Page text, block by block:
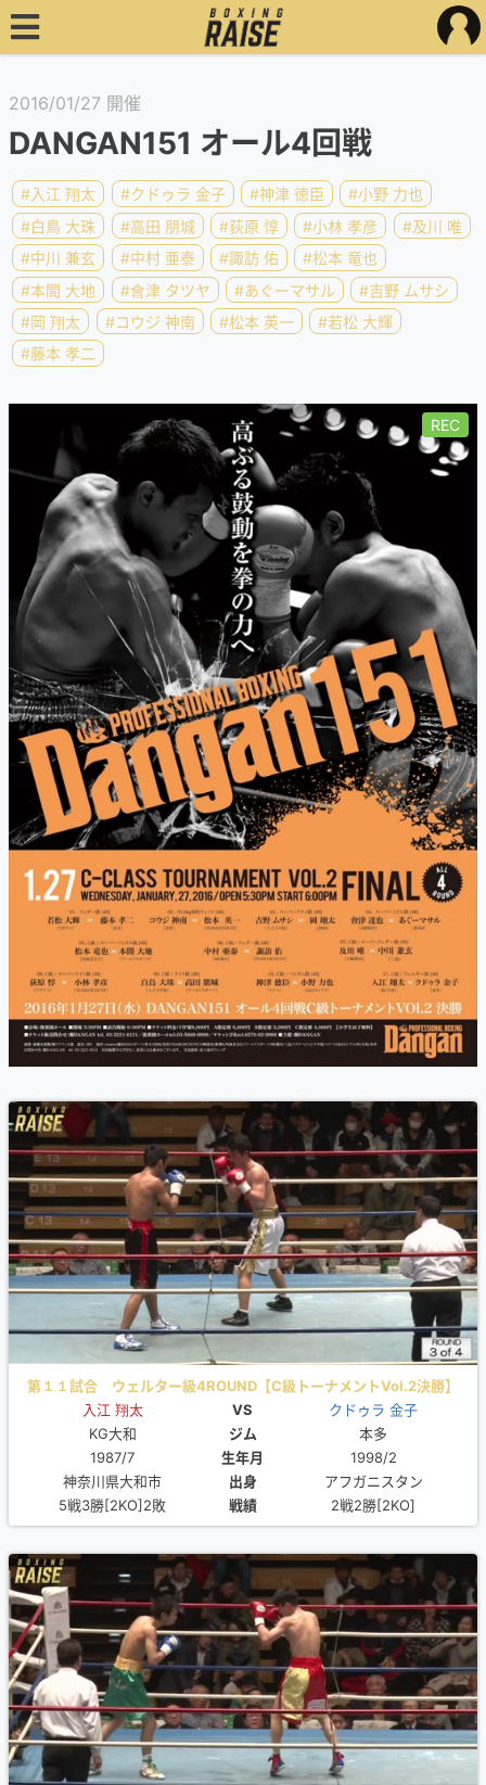
2016/01/27 開催
DANGAN151 オール4回戦
#入江 翔太 #クドゥラ 金子 #神津 徳臣
#小野 力也
#白鳥 大珠
#高田 朋城 #荻原 惇 #小林 孝彦
#及川 唯
#中川 兼玄
#中村 亜泰 #諏訪 佑
#松本 竜也
#本間 大地
#會津 タツヤ #あぐーマサル
#吉野 ムサシ
#岡 翔太
#コウジ 神南 #松本 英一
#若松 大輝
#藤本 孝二
REC
第１１試合 ウェルター級4ROUND【C級トーナメントVol.2決勝】
入江 翔太
VS
クドゥラ 金子
KG大和
ジム
本多
1987/7
生年月
1998/2
神奈川県大和市
出身
アフガニスタン
5戦3勝[2KO]2敗
戦績 2戦2勝[2KO]